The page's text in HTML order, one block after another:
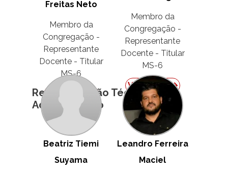
Freitas Neto
Membro da
Congregação -
Representante
Docente - Titular
MS-6
Membro da
Congregação -
Representante
Docente - Titular
MS-6
Ver Perfil
Representação Técnico
Administrativo
Beatriz Tiemi
Suyama
Leandro Ferreira
Maciel